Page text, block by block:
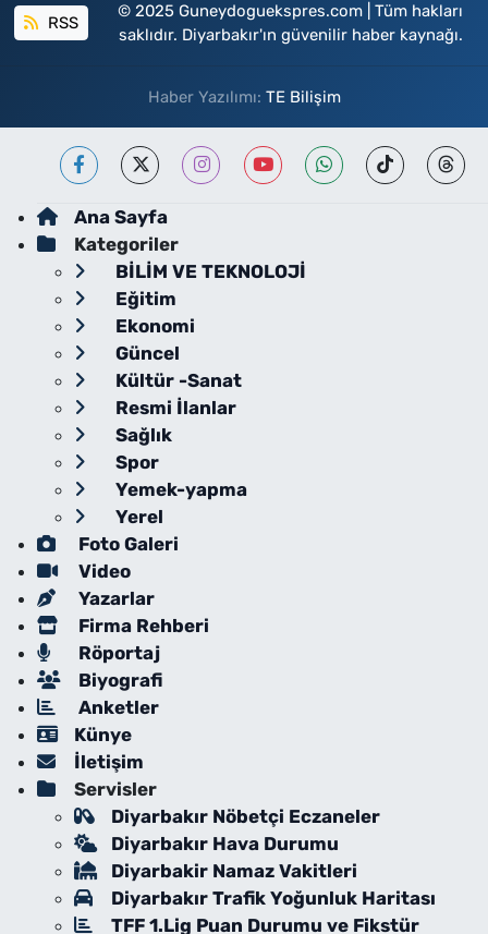
RSS
© 2025 Guneydoguekspres.com | Tüm hakları
saklıdır. Diyarbakır'ın güvenilir haber kaynağı.
Haber Yazılımı: TE Bilişim
Ana Sayfa
Kategoriler
BİLİM VE TEKNOLOJİ
Eğitim
Ekonomi
Güncel
Kültür -Sanat
Resmi İlanlar
Sağlık
Spor
Yemek-yapma
Yerel
Foto Galeri
Video
Yazarlar
Firma Rehberi
Röportaj
Biyografi
Anketler
Künye
İletişim
Servisler
Diyarbakır Nöbetçi Eczaneler
Diyarbakır Hava Durumu
Diyarbakir Namaz Vakitleri
Diyarbakır Trafik Yoğunluk Haritası
TFF 1.Lig Puan Durumu ve Fikstür